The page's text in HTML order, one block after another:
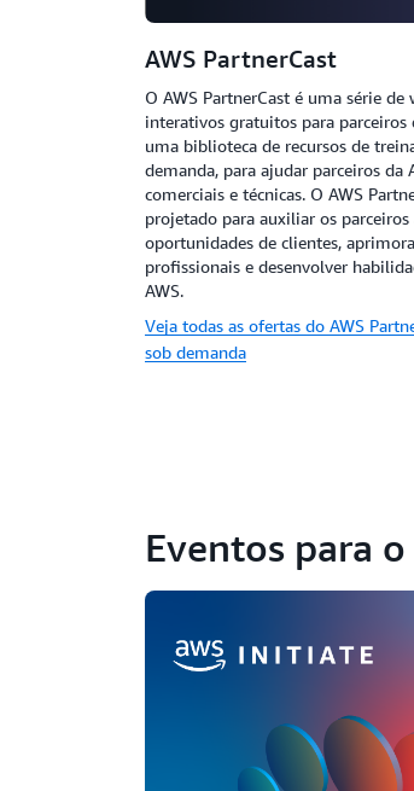
AWS PartnerCast
O AWS PartnerCast é uma série de
interativos gratuitos para parceiros
uma biblioteca de recursos de
demanda, para ajudar parceiros da
comerciais e técnicas. O AWS
projetado para auxiliar os parceiros
oportunidades de clientes,
profissionais e desenvolver
AWS.
Veja todas as ofertas do AWS
sob demanda
Eventos para